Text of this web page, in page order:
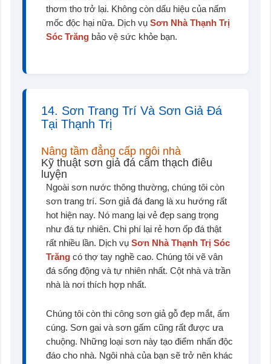
thơm tho trở lại. Không còn dấu hiệu của nấm
mốc độc hại nữa. Dịch vụ Sơn Nhà Thạnh Trị
Sóc Trăng bảo vệ sức khỏe bạn.
14. Sơn Trang Trí Và Sơn Giả Đá
Tại Thạnh Trị
Nâng tầm đẳng cấp ngôi nhà
Kỹ thuật sơn giả đá cẩm thạch điêu
luyện
Ngoài sơn nước thông thường, chúng tôi còn
sơn trang trí. Sơn giả đá đang là xu hướng rất
hot hiện nay. Nó mang lại vẻ đẹp sang trọng
như đá tự nhiên. Chi phí lại rẻ hơn ốp đá thật
rất nhiều lần. Dịch vụ Sơn Nhà Thạnh Trị Sóc
Trăng có thợ tay nghề cao. Chúng tôi vẽ vân
đá sống động và tự nhiên nhất. Cột nhà và trần
nhà là nơi thích hợp nhất.
Chúng tôi còn thi công sơn giả gỗ đẹp mắt, ấm
cúng. Sơn gai và sơn gấm cũng rất được ưa
chuộng. Những loại sơn này tạo điểm nhấn độc
đáo cho nhà. Ngôi nhà của bạn sẽ trở nên khác